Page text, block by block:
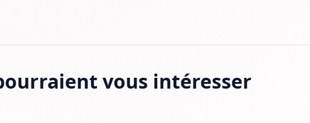
vous intéresser